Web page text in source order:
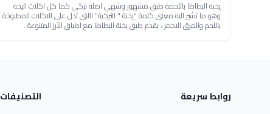
يخنة البطاطا باللحمة طبق مشهور وشهي اصله تركي كما كل اكلات اليخة
وهو ما تشير اليه معنى كلمة "يخنة " التركية" االتي تدل على الاكلات المطبوخة
باللحم والمرق الاحمر ، يقدم طبق يخنة البطاطا مع اطباق الأرز المتنوعة .
روابط سريعة
التصنيفات